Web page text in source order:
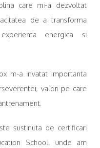
care mi-a dezvoltat
de a transforma
energica si
m-a invatat importanta
valori pe care
sustinuta de certificari
School, unde am